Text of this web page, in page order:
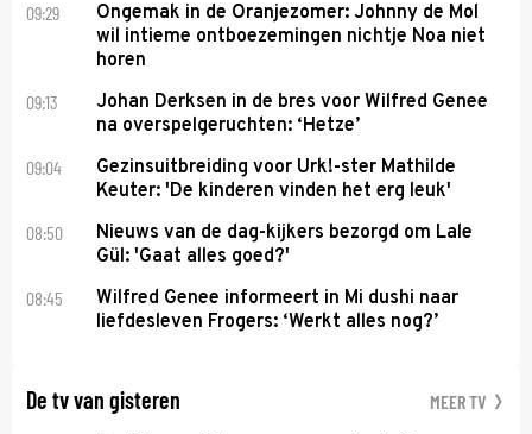
09:29
Ongemak in de Oranjezomer: Johnny de Mol
wil intieme ontboezemingen nichtje Noa niet
horen
09:13
Johan Derksen in de bres voor Wilfred Genee
na overspelgeruchten: ‘Hetze’
09:04
Gezinsuitbreiding voor Urk!-ster Mathilde
Keuter: 'De kinderen vinden het erg leuk'
08:50
Nieuws van de dag-kijkers bezorgd om Lale
Gül: 'Gaat alles goed?'
08:45
Wilfred Genee informeert in Mi dushi naar
liefdesleven Frogers: ‘Werkt alles nog?’
De tv van gisteren MEER TV